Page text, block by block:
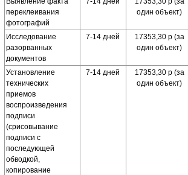
переклеивания
фотографий
один объект)
Исследование
разорванных
документов
7-14 дней
17353,30 р (за
один объект)
Установление
технических
приемов
воспроизведения
подписи
(срисовывание
подписи с
последующей
обводкой,
копирование
7-14 дней
17353,30 р (за
один объект)